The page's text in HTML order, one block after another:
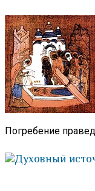
Погребение
Духовный